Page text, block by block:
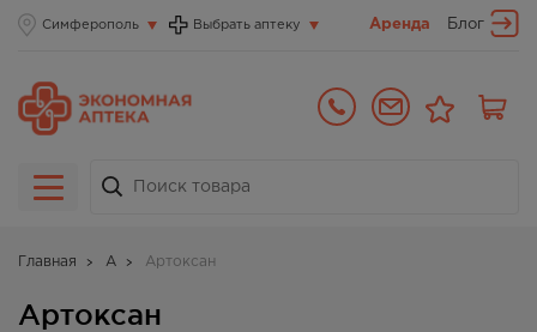
Симферополь Выбрать аптеку Аренда Блог
Главная А Артоксан
Артоксан